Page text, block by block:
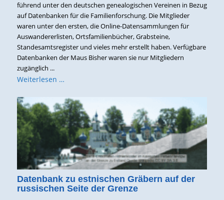
führend unter den deutschen genealogischen Vereinen in Bezug
auf Datenbanken für die Familienforschung. Die Mitglieder
waren unter den ersten, die Online-Datensammlungen für
Auswandererlisten, Ortsfamilienbücher, Grabsteine,
Standesamtsregister und vieles mehr erstellt haben. Verfügbare
Datenbanken der Maus Bisher waren sie nur Mitgliedern
zugänglich ...
Weiterlesen …
Datenbank zu estnischen Gräbern auf der
russischen Seite der Grenze